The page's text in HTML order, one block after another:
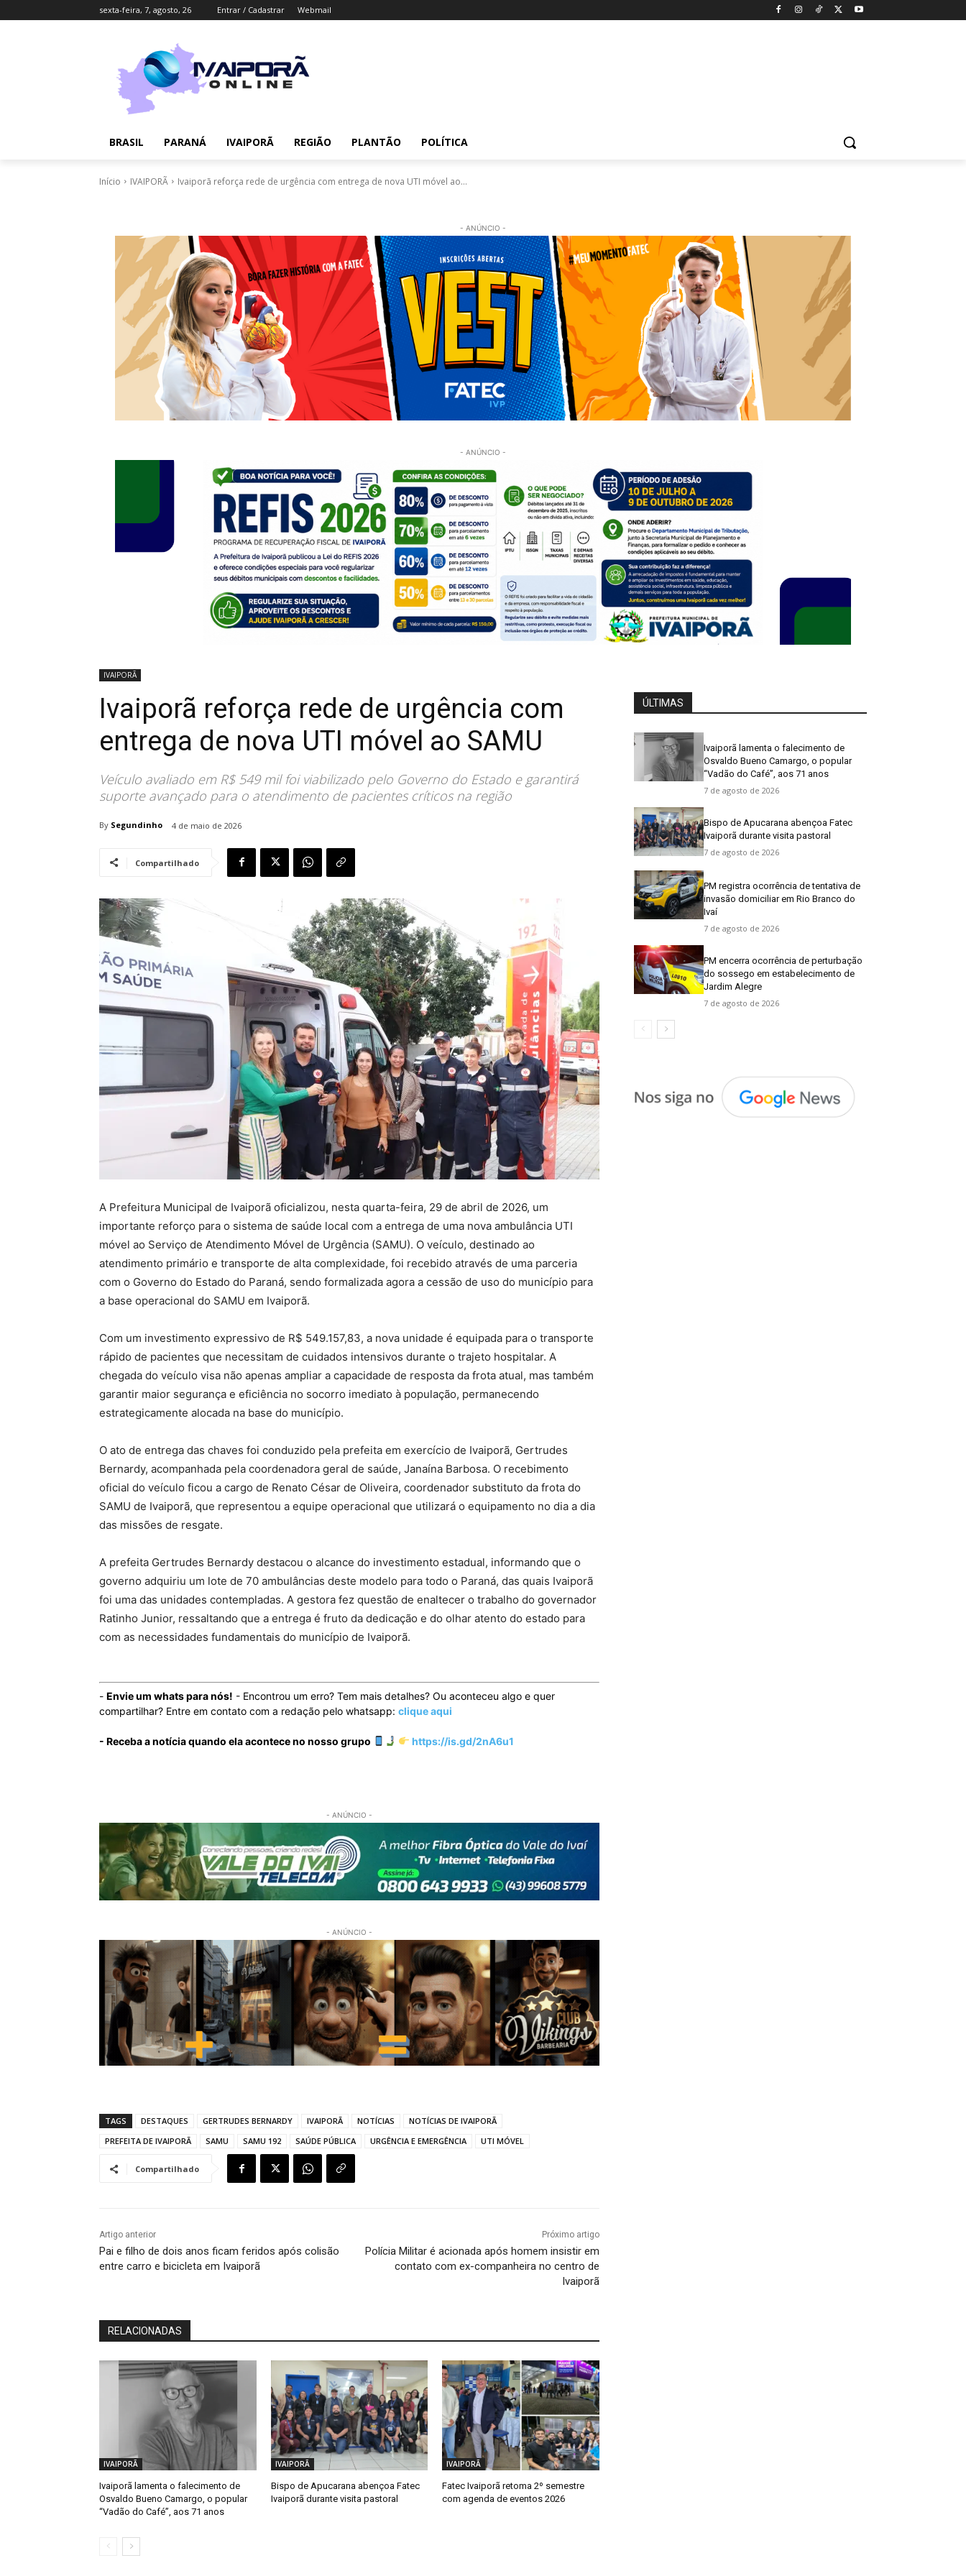
sexta-feira, 7, agosto, 26 Entrar / Cadastrar Webmail
BRASIL PARANÁ IVAIPORÃ REGIÃO PLANTÃO POLÍTICA
Início IVAIPORÃ Ivaiporã reforça rede de urgência com entrega de nova UTI móvel ao...
- ANÚNCIO -
- ANÚNCIO -
IVAIPORÃ
Ivaiporã reforça rede de urgência com
entrega de nova UTI móvel ao SAMU
Veículo avaliado em R$ 549 mil foi viabilizado pelo Governo do Estado e garantirá
suporte avançado para o atendimento de pacientes críticos na região
By Segundinho 4 de maio de 2026
Compartilhado
A Prefeitura Municipal de Ivaiporã oficializou, nesta quarta-feira, 29 de abril de 2026, um
importante reforço para o sistema de saúde local com a entrega de uma nova ambulância UTI
móvel ao Serviço de Atendimento Móvel de Urgência (SAMU). O veículo, destinado ao
atendimento primário e transporte de alta complexidade, foi recebido através de uma parceria
com o Governo do Estado do Paraná, sendo formalizada agora a cessão de uso do município para
a base operacional do SAMU em Ivaiporã.
Com um investimento expressivo de R$ 549.157,83, a nova unidade é equipada para o transporte
rápido de pacientes que necessitam de cuidados intensivos durante o trajeto hospitalar. A
chegada do veículo visa não apenas ampliar a capacidade de resposta da frota atual, mas também
garantir maior segurança e eficiência no socorro imediato à população, permanecendo
estrategicamente alocada na base do município.
O ato de entrega das chaves foi conduzido pela prefeita em exercício de Ivaiporã, Gertrudes
Bernardy, acompanhada pela coordenadora geral de saúde, Janaína Barbosa. O recebimento
oficial do veículo ficou a cargo de Renato César de Oliveira, coordenador substituto da frota do
SAMU de Ivaiporã, que representou a equipe operacional que utilizará o equipamento no dia a dia
das missões de resgate.
A prefeita Gertrudes Bernardy destacou o alcance do investimento estadual, informando que o
governo adquiriu um lote de 70 ambulâncias deste modelo para todo o Paraná, das quais Ivaiporã
foi uma das unidades contempladas. A gestora fez questão de enaltecer o trabalho do governador
Ratinho Junior, ressaltando que a entrega é fruto da dedicação e do olhar atento do estado para
com as necessidades fundamentais do município de Ivaiporã.
- Envie um whats para nós! - Encontrou um erro? Tem mais detalhes? Ou aconteceu algo e quer
compartilhar? Entre em contato com a redação pelo whatsapp: clique aqui
- Receba a notícia quando ela acontece no nosso grupo https://is.gd/2nA6u1
- ANÚNCIO -
- ANÚNCIO -
TAGS DESTAQUES GERTRUDES BERNARDY IVAIPORÃ NOTÍCIAS
NOTÍCIAS DE IVAIPORÃ
PREFEITA DE IVAIPORÃ
SAMU SAMU 192 SAÚDE PÚBLICA URGÊNCIA E EMERGÊNCIA UTI MÓVEL
Compartilhado
Artigo anterior
Pai e filho de dois anos ficam feridos após colisão
entre carro e bicicleta em Ivaiporã
Próximo artigo
Polícia Militar é acionada após homem insistir em
contato com ex-companheira no centro de
Ivaiporã
RELACIONADAS
IVAIPORÃ
Ivaiporã lamenta o falecimento de
Osvaldo Bueno Camargo, o popular
“Vadão do Café”, aos 71 anos
IVAIPORÃ
Bispo de Apucarana abençoa Fatec
Ivaiporã durante visita pastoral
IVAIPORÃ
Fatec Ivaiporã retoma 2º semestre
com agenda de eventos 2026
ÚLTIMAS
Ivaiporã lamenta o falecimento de
Osvaldo Bueno Camargo, o popular
“Vadão do Café”, aos 71 anos
7 de agosto de 2026
Bispo de Apucarana abençoa Fatec
Ivaiporã durante visita pastoral
7 de agosto de 2026
PM registra ocorrência de tentativa de
invasão domiciliar em Rio Branco do
Ivaí
7 de agosto de 2026
PM encerra ocorrência de perturbação
do sossego em estabelecimento de
Jardim Alegre
7 de agosto de 2026